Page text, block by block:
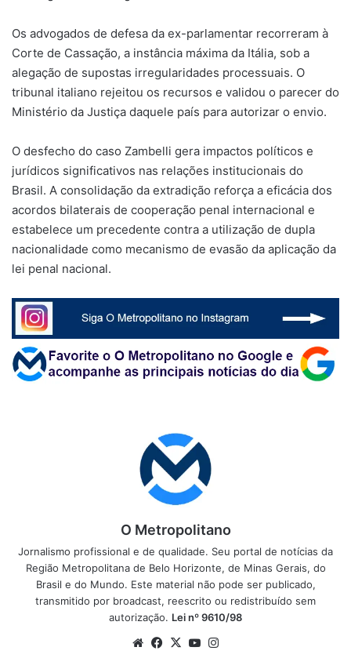
Os advogados de defesa da ex-parlamentar recorreram à
Corte de Cassação, a instância máxima da Itália, sob a
alegação de supostas irregularidades processuais. O
tribunal italiano rejeitou os recursos e validou o parecer do
Ministério da Justiça daquele país para autorizar o envio.
O desfecho do caso Zambelli gera impactos políticos e
jurídicos significativos nas relações institucionais do
Brasil. A consolidação da extradição reforça a eficácia dos
acordos bilaterais de cooperação penal internacional e
estabelece um precedente contra a utilização de dupla
nacionalidade como mecanismo de evasão da aplicação da
lei penal nacional.
O Metropolitano
Jornalismo profissional e de qualidade. Seu portal de notícias da
Região Metropolitana de Belo Horizonte, de Minas Gerais, do
Brasil e do Mundo. Este material não pode ser publicado,
transmitido por broadcast, reescrito ou redistribuído sem
autorização. Lei nº 9610/98
WebsiteFacebook
X YouTube